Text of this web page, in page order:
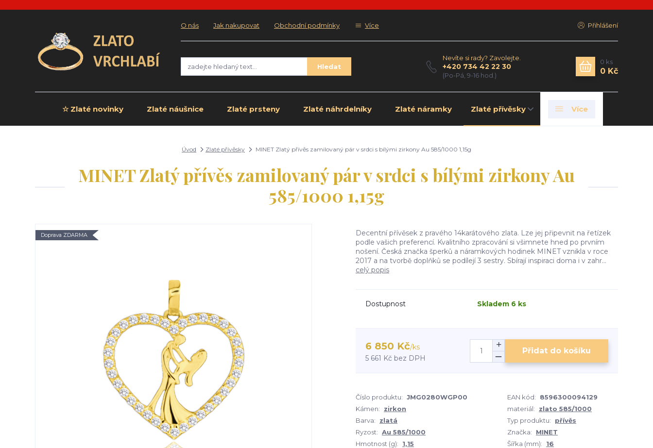
O nás Jak nakupovat Obchodní podmínky Více Přihlášení
Hledat
Nevíte si rady? Zavolejte.
+420 734 42 22 30
(Po-Pá, 9-16 hod.)
0 ks
0 Kč
☆ Zlaté novinky Zlaté náušnice Zlaté prsteny Zlaté náhrdelníky Zlaté náramky Zlaté přívěsky Více
Úvod Zlaté přívěsky MINET Zlatý přívěs zamilovaný pár v srdci s bílými zirkony Au 585/1000 1,15g
MINET Zlatý přívěs zamilovaný pár v srdci s bílými zirkony Au
585/1000 1,15g
Doprava ZDARMA
Decentní přívěsek z pravého 14karátového zlata. Lze jej připevnit na řetízek
podle vašich preferencí. Kvalitního zpracování si všimnete hned po prvním
nošení. Česká značka šperků a náramkových hodinek MINET vznikla v roce
2017 a na tvorbě doplňků se podílejí 3 sestry. Sbírají inspiraci doma i v zahr...
celý popis
Dostupnost Skladem 6 ks
6 850 Kč/ks
5 661 Kč bez DPH
Přidat do košíku
Číslo produktu: JMG0280WGP00 EAN kód:
8596300094129
Kámen:
zirkon materiál:
zlato 585/1000
Barva:
zlatá Typ produktu:
přívěs
Ryzost: Au 585/1000 Značka:
MINET
Hmotnost (g):
1,15 Šířka (mm):
16